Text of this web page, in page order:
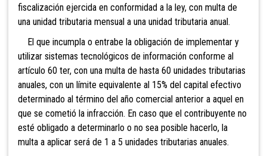
fiscalización ejercida en conformidad a la ley, con multa de
una unidad tributaria mensual a una unidad tributaria anual.
El que incumpla o entrabe la obligación de implementar y
utilizar sistemas tecnológicos de información conforme al
artículo 60 ter, con una multa de hasta 60 unidades tributarias
anuales, con un límite equivalente al 15% del capital efectivo
determinado al término del año comercial anterior a aquel en
que se cometió la infracción. En caso que el contribuyente no
esté obligado a determinarlo o no sea posible hacerlo, la
multa a aplicar será de 1 a 5 unidades tributarias anuales.